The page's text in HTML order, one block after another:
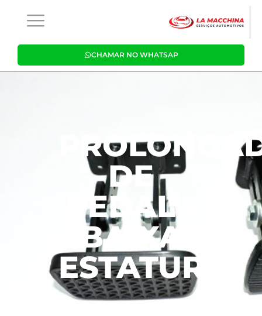
CHAMAR NO WHATSAP
DE
PEDAL •
BAIXA
ESTATURA